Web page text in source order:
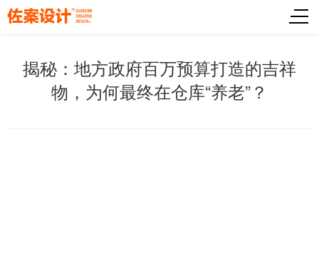
揭秘：地方政府百万预算打造的吉祥
物，为何最终在仓库“养老”？